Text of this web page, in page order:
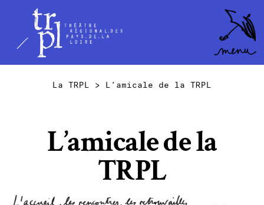
TRPL -
Théâtre
Régional
des Pays
Accéder
au
menu
La TRPL > L’amicale de la TRPL
L’amicale de la
TRPL